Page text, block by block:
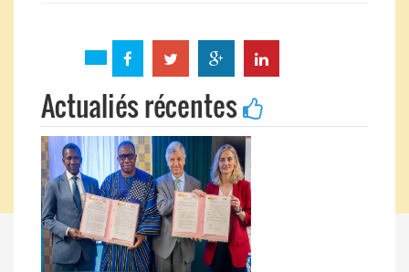
Actualiés récentes